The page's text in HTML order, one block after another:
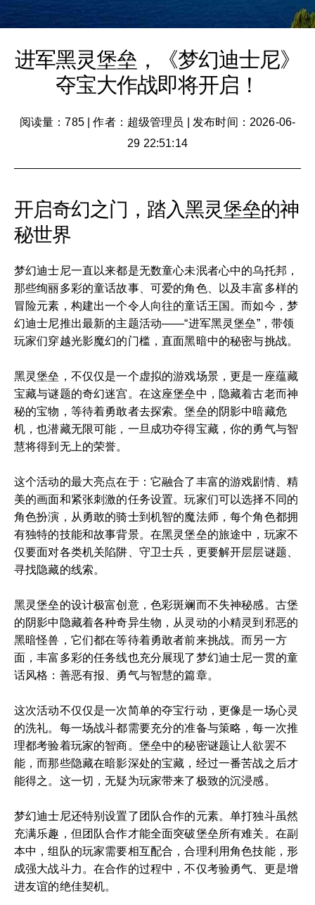
进军黑灵堡垒，《梦幻迪士尼》
夺宝大作战即将开启！
阅读量：785|作者：超级管理员
发布时间：2026-06-
29 22:51:14
开启奇幻之门，踏入黑灵堡垒的神
秘世界
梦幻迪士尼一直以来都是无数童心未泯者心中的乌托邦，
那些绚丽多彩的童话故事、可爱的角色、以及丰富多样的
冒险元素，构建出一个令人向往的童话王国。而如今，梦
幻迪士尼推出最新的主题活动——“进军黑灵堡垒”，带领
玩家们穿越光影魔幻的门槛，直面黑暗中的秘密与挑战。
黑灵堡垒，不仅仅是一个虚拟的游戏场景，更是一座蕴藏
宝藏与谜题的奇幻迷宫。在这座堡垒中，隐藏着古老而神
秘的宝物，等待着勇敢者去探索。堡垒的阴影中暗藏危
机，也潜藏无限可能，一旦成功夺得宝藏，你的勇气与智
慧将得到无上的荣誉。
这个活动的最大亮点在于：它融合了丰富的游戏剧情、精
美的画面和紧张刺激的任务设置。玩家们可以选择不同的
角色扮演，从勇敢的骑士到机智的魔法师，每个角色都拥
有独特的技能和故事背景。在黑灵堡垒的旅途中，玩家不
仅要面对各类机关陷阱、守卫士兵，更要解开层层谜题、
寻找隐藏的线索。
黑灵堡垒的设计极富创意，色彩斑斓而不失神秘感。古堡
的阴影中隐藏着各种奇异生物，从灵动的小精灵到邪恶的
黑暗怪兽，它们都在等待着勇敢者前来挑战。而另一方
面，丰富多彩的任务线也充分展现了梦幻迪士尼一贯的童
话风格：善恶有报、勇气与智慧的篇章。
这次活动不仅仅是一次简单的夺宝行动，更像是一场心灵
的洗礼。每一场战斗都需要充分的准备与策略，每一次推
理都考验着玩家的智商。堡垒中的秘密谜题让人欲罢不
能，而那些隐藏在暗影深处的宝藏，经过一番苦战之后才
能得之。这一切，无疑为玩家带来了极致的沉浸感。
梦幻迪士尼还特别设置了团队合作的元素。单打独斗虽然
充满乐趣，但团队合作才能全面突破堡垒所有难关。在副
本中，组队的玩家需要相互配合，合理利用角色技能，形
成强大战斗力。在合作的过程中，不仅考验勇气、更是增
进友谊的绝佳契机。